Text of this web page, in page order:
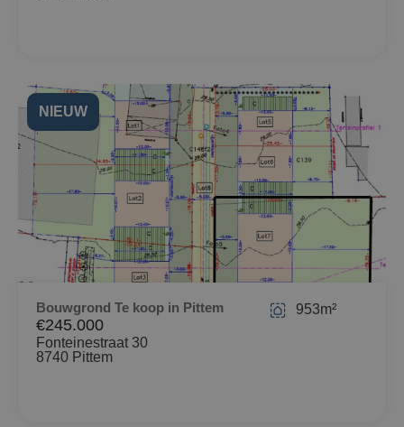
NIEUW
Bouwgrond Te koop in Pittem
€245.000
Fonteinestraat 30
8740 Pittem
953m²